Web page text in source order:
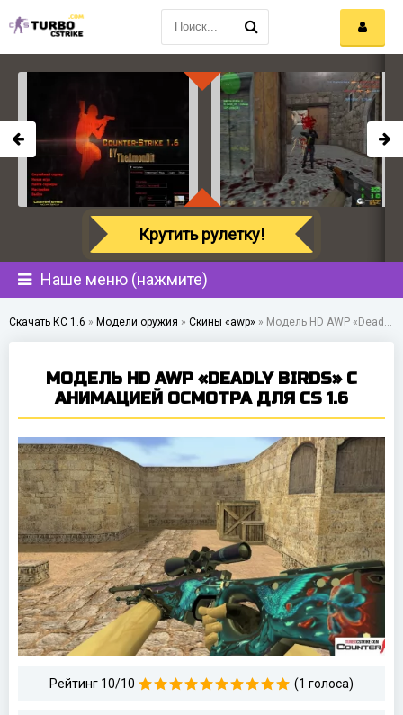
Наше меню (нажмите)
Скачать КС 1.6 » Модели оружия » Скины «awp» » Модель HD AWP «Deadly Birds» с анимацией осмотра для CS 1.6
МОДЕЛЬ HD AWP «DEADLY BIRDS» С
АНИМАЦИЕЙ ОСМОТРА ДЛЯ CS 1.6
Рейтинг 10/10 (1 голоса)
Крутить рулетку!